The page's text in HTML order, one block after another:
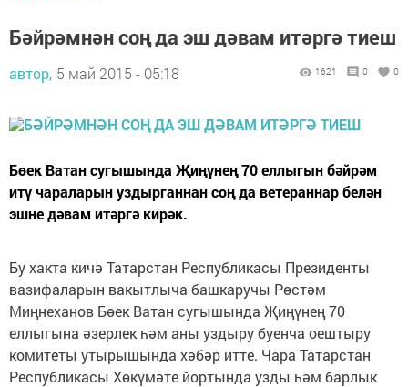
Бәйрәмнән соң да эш дәвам итәргә тиеш
автор, 5 май 2015 - 05:18 1621 0 0
Бөек Ватан сугышында Җиңүнең 70 еллыгын бәйрәм
итү чараларын уздырганнан соң да ветераннар белән
эшне дәвам итәргә кирәк.
Бу хакта кичә Татарстан Республикасы Президенты
вазифаларын вакытлыча башкаручы Рөстәм
Миңнеханов Бөек Ватан сугышында Җиңүнең 70
еллыгына әзерлек һәм аны уздыру буенча оештыру
комитеты утырышында хәбәр итте. Чара Татарстан
Республикасы Хөкүмәте йортында узды һәм барлык